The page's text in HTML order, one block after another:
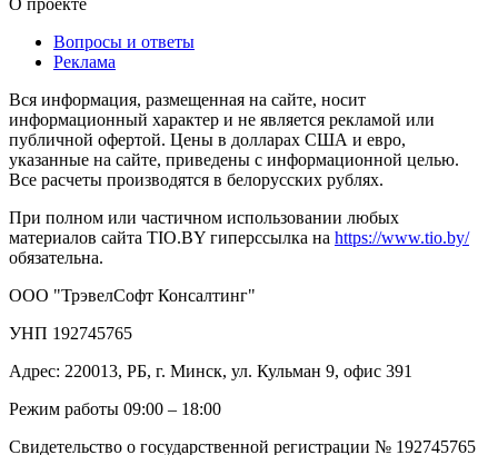
Вопросы и ответы
Реклама
Вся информация, размещенная на сайте, носит
информационный характер и не является рекламой или
публичной офертой. Цены в долларах США и евро,
указанные на сайте, приведены с информационной целью.
Все расчеты производятся в белорусских рублях.
При полном или частичном использовании любых
материалов сайта TIO.BY гиперссылка на https://www.tio.by/
обязательна.
ООО "ТрэвелСофт Консалтинг"
УНП 192745765
Адрес: 220013, РБ, г. Минск, ул. Кульман 9, офис 391
Режим работы 09:00 – 18:00
Свидетельство о государственной регистрации № 192745765